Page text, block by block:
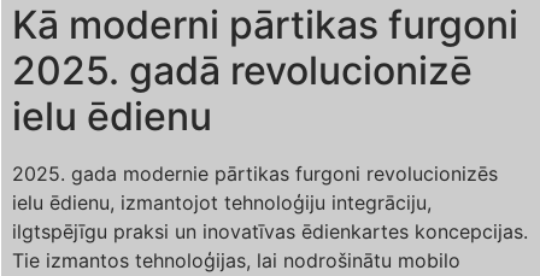
Kā moderni pārtikas furgoni
2025. gadā revolucionizē
ielu ēdienu
2025. gada modernie pārtikas furgoni revolucionizēs
ielu ēdienu, izmantojot tehnoloģiju integrāciju,
ilgtspējīgu praksi un inovatīvas ēdienkartes koncepcijas.
Tie izmantos tehnoloģijas, lai nodrošinātu mobilo